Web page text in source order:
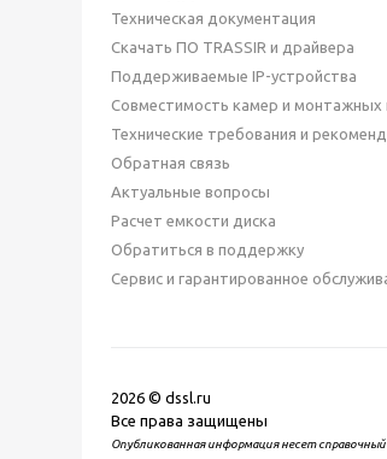
Техническая документация
Скачать ПО TRASSIR и драйвера
Поддерживаемые IP-устройства
Совместимость камер и монтажных
Технические требования и
Обратная связь
Актуальные вопросы
Расчет емкости диска
Обратиться в поддержку
Сервис и гарантированное
2026 © dssl.ru
Все права защищены
Опубликованная информация несет